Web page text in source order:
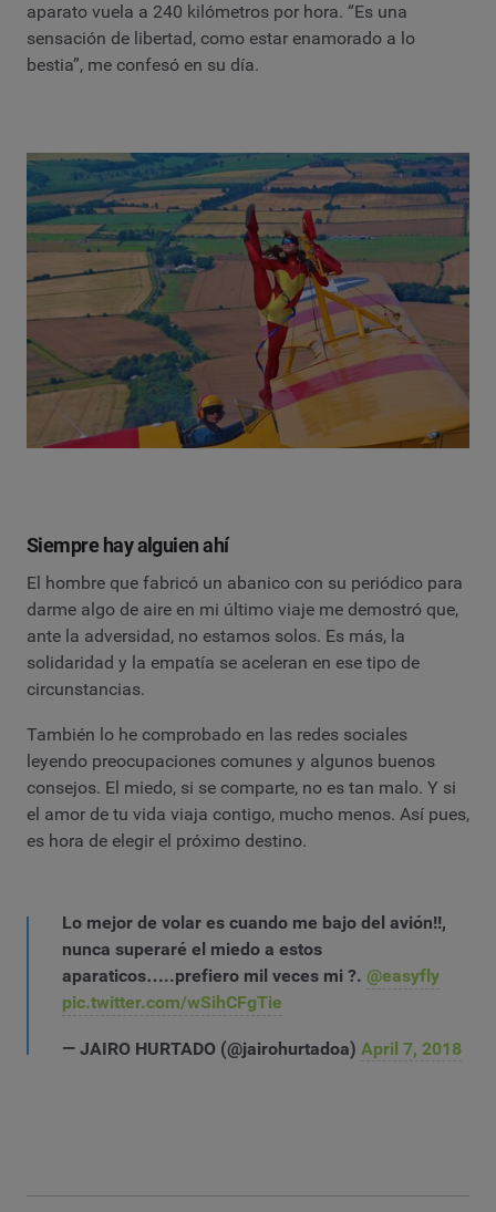
aparato vuela a 240 kilómetros por hora. “Es una
sensación de libertad, como estar enamorado a lo
bestia”, me confesó en su día.
Siempre hay alguien ahí
El hombre que fabricó un abanico con su periódico para
darme algo de aire en mi último viaje me demostró que,
ante la adversidad, no estamos solos. Es más, la
solidaridad y la empatía se aceleran en ese tipo de
circunstancias.
También lo he comprobado en las redes sociales
leyendo preocupaciones comunes y algunos buenos
consejos. El miedo, si se comparte, no es tan malo. Y si
el amor de tu vida viaja contigo, mucho menos. Así pues,
es hora de elegir el próximo destino.
Lo mejor de volar es cuando me bajo del avión!!,
nunca superaré el miedo a estos
aparaticos…..prefiero mil veces mi ?. @easyfly
pic.twitter.com/wSihCFgTie
— JAIRO HURTADO (@jairohurtadoa) April 7, 2018